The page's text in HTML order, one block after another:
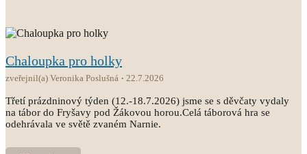
Chaloupka pro holky
zveřejnil(a) Veronika Poslušná 22.7.2026
Třetí prázdninový týden (12.-18.7.2026) jsme se s děvčaty vydaly
na tábor do Fryšavy pod Žákovou horou.Celá táborová hra se
odehrávala ve světě zvaném Narnie.